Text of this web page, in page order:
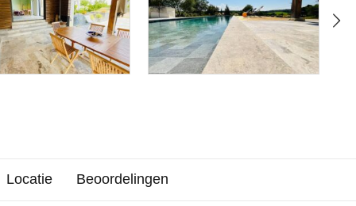
Locatie Beoordelingen